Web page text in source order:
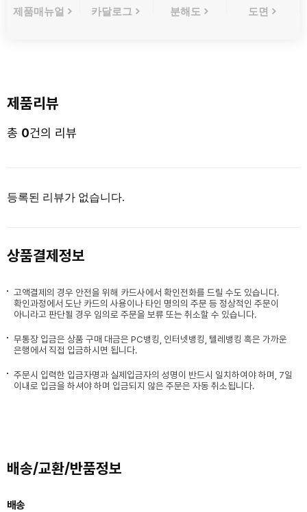
제품매뉴얼 카달로그 분해도 도면
제품리뷰
총 0건의 리뷰
등록된 리뷰가 없습니다.
상품결제정보
고액결제의 경우 안전을 위해 카드사에서 확인전화를 드릴 수도 있습니다.
확인과정에서 도난 카드의 사용이나 타인 명의의 주문 등 정상적인 주문이
아니라고 판단될 경우 임의로 주문을 보류 또는 취소할 수 있습니다.
무통장 입금은 상품 구매 대금은 PC뱅킹, 인터넷뱅킹, 텔레뱅킹 혹은 가까운
은행에서 직접 입금하시면 됩니다.
주문시 입력한 입금자명과 실제입금자의 성명이 반드시 일치하여야 하며, 7일
이내로 입금을 하셔야 하며 입금되지 않은 주문은 자동 취소됩니다.
배송/교환/반품정보
배송